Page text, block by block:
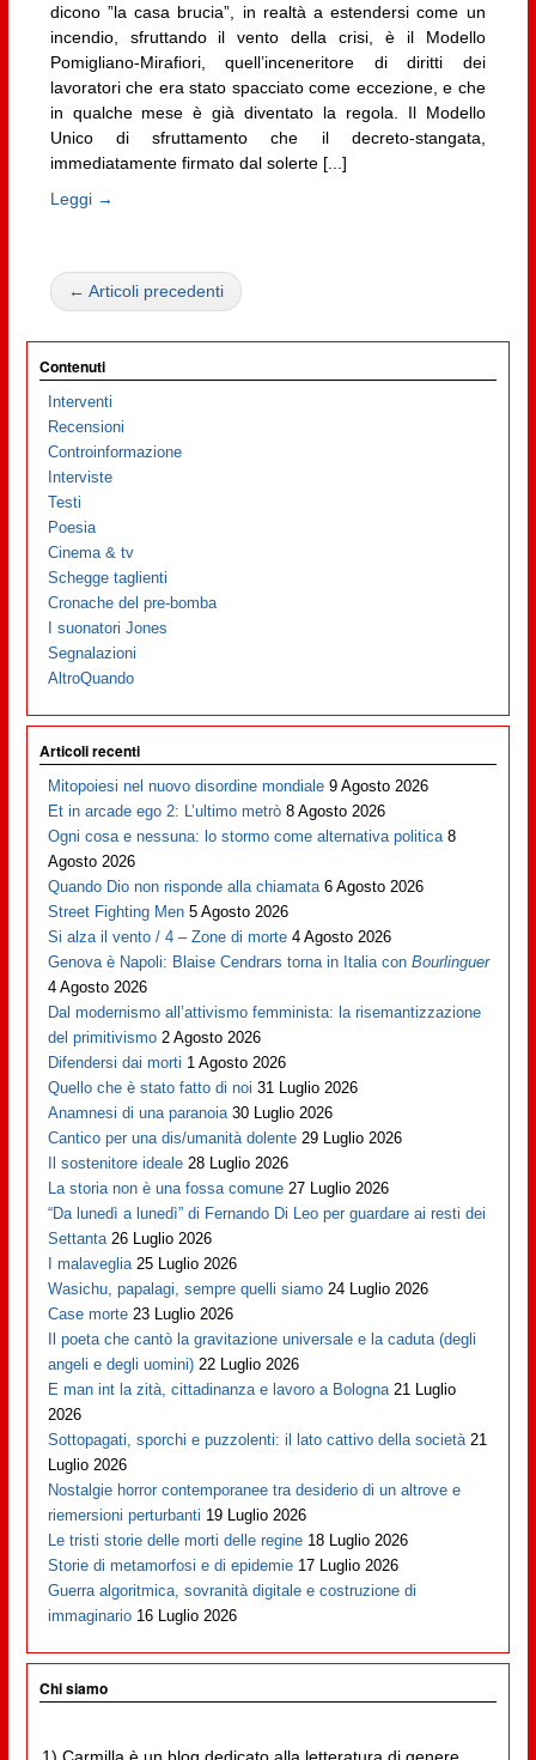
dicono ”la casa brucia”, in realtà a estendersi come un
incendio, sfruttando il vento della crisi, è il Modello
Pomigliano-Mirafiori, quell’inceneritore di diritti dei
lavoratori che era stato spacciato come eccezione, e che
in qualche mese è già diventato la regola. Il Modello
Unico di sfruttamento che il decreto-stangata,
immediatamente firmato dal solerte [...]
Leggi →
← Articoli precedenti
Contenuti
Interventi
Recensioni
Controinformazione
Interviste
Testi
Poesia
Cinema & tv
Schegge taglienti
Cronache del pre-bomba
I suonatori Jones
Segnalazioni
AltroQuando
Articoli recenti
Mitopoiesi nel nuovo disordine mondiale 9 Agosto 2026
Et in arcade ego 2: L’ultimo metrò 8 Agosto 2026
Ogni cosa e nessuna: lo stormo come alternativa politica 8
Agosto 2026
Quando Dio non risponde alla chiamata 6 Agosto 2026
Street Fighting Men 5 Agosto 2026
Si alza il vento / 4 – Zone di morte 4 Agosto 2026
Genova è Napoli: Blaise Cendrars torna in Italia conBourlinguer
4 Agosto 2026
Dal modernismo all’attivismo femminista: la risemantizzazione
del primitivismo 2 Agosto 2026
Difendersi dai morti 1 Agosto 2026
Quello che è stato fatto di noi 31 Luglio 2026
Anamnesi di una paranoia 30 Luglio 2026
Cantico per una dis/umanità dolente 29 Luglio 2026
Il sostenitore ideale 28 Luglio 2026
La storia non è una fossa comune 27 Luglio 2026
“Da lunedì a lunedì” di Fernando Di Leo per guardare ai resti dei
Settanta 26 Luglio 2026
I malaveglia 25 Luglio 2026
Wasichu, papalagi, sempre quelli siamo 24 Luglio 2026
Case morte 23 Luglio 2026
Il poeta che cantò la gravitazione universale e la caduta (degli
angeli e degli uomini) 22 Luglio 2026
E man int la zità, cittadinanza e lavoro a Bologna 21 Luglio
2026
Sottopagati, sporchi e puzzolenti: il lato cattivo della società 21
Luglio 2026
Nostalgie horror contemporanee tra desiderio di un altrove e
riemersioni perturbanti 19 Luglio 2026
Le tristi storie delle morti delle regine 18 Luglio 2026
Storie di metamorfosi e di epidemie 17 Luglio 2026
Guerra algoritmica, sovranità digitale e costruzione di
immaginario 16 Luglio 2026
Chi siamo
1) Carmilla è un blog dedicato alla letteratura di genere,